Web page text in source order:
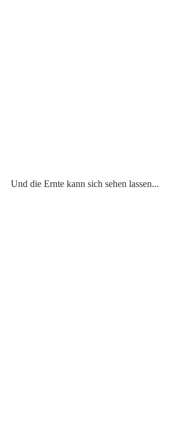
Und die Ernte kann sich sehen lassen...